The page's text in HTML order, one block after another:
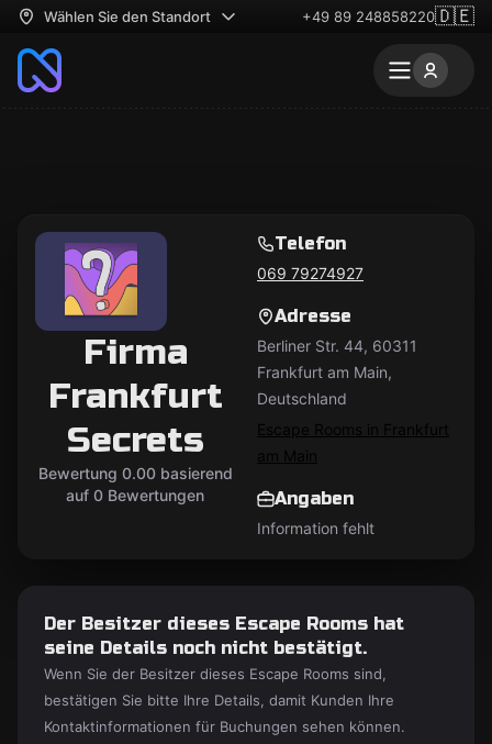
Wählen Sie den Standort +49 89 248858220🇩🇪
Firma
Frankfurt
Secrets
Bewertung 0.00 basierend
auf 0 Bewertungen
Telefon
069 79274927
Adresse
Berliner Str. 44, 60311
Frankfurt am Main,
Deutschland
Escape Rooms in Frankfurt
am Main
Angaben
Information fehlt
Der Besitzer dieses Escape Rooms hat
seine Details noch nicht bestätigt.
Wenn Sie der Besitzer dieses Escape Rooms sind,
bestätigen Sie bitte Ihre Details, damit Kunden Ihre
Kontaktinformationen für Buchungen sehen können.